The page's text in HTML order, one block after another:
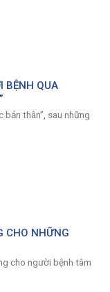
BỆNH QUA
bản thân”, sau những
CHO NHỮNG
cho người bệnh tâm